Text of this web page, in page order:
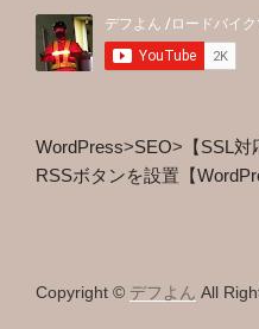
WordPress>SEO> 【SSL
RSSボタンを設置【
Copyright © デフよん All